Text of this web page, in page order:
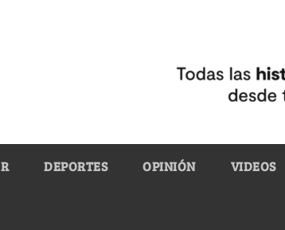
DEPORTES OPINIÓN VIDEOS